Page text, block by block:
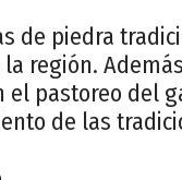
de piedra
región.
el pastoreo del
de las